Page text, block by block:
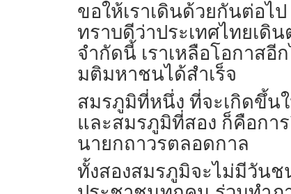
ขอให้เราเดินด้วยกันต่อไ
ทราบดีว่าประเทศไทยเดิ
จำกัดนี้ เราเหลือโอกาส
มติมหาชนได้สำเร็จ
สมรภูมิที่หนึ่ง ที่จะเกิดขึ้น
และสมรภูมิที่สอง ก็คือกา
นายกถาวรตลอดกาล
ทั้งสองสมรภูมิจะไม่มีวันช